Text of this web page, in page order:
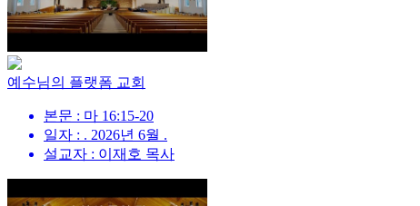
예수님의 플랫폼 교회
본문 : 마 16:15-20
일자 : . 2026년 6월 .
설교자 : 이재호 목사